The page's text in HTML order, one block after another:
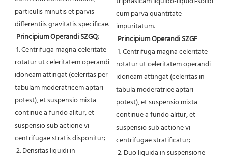
particulis minutis et parvis
differentiis gravitatis specificae.
Principium Operandi SZGQ:
1. Centrifuga magna celeritate
rotatur ut celeritatem operandi
idoneam attingat (celeritas per
tabulam moderatricem aptari
potest), et suspensio mixta
continue a fundo alitur, et
suspensio sub actione vi
centrifugae stratis disponitur;
cum parva quantitate
impuritatum.
Principium Operandi SZGF
rotatur ut celeritatem operandi
idoneam attingat (celeritas in
tabula moderatrice aptari
potest), et suspensio mixta
continue a fundo alitur, et
suspensio sub actione vi
centrifugae stratificatur;